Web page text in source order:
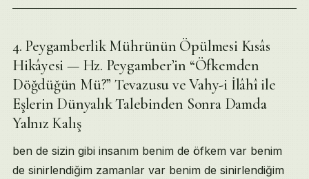
4. Peygamberlik Mührünün Öpülmesi Kısâs
Hikâyesi — Hz. Peygamber’in “Öfkemden
Döğdüğün Mü?” Tevazusu ve Vahy-i İlâhî ile
Eşlerin Dünyalık Talebinden Sonra Damda
Yalnız Kalış
ben de sizin gibi insanım benim de öfkem var benim
de sinirlendiğim zamanlar var benim de sinirlendiğim